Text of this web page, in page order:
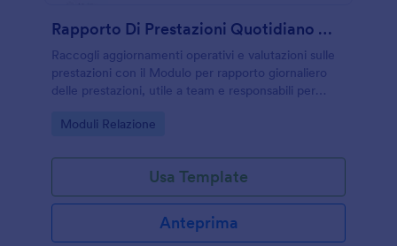
Rapporto Di Prestazioni Quotidiano Modulo
Raccogli aggiornamenti operativi e valutazioni sulle
prestazioni con il Modulo per rapporto giornaliero
delle prestazioni, utile a team e responsabili per
successivo con Jotform.
Go to Category:
Moduli Relazione
Usa Template
Anteprima